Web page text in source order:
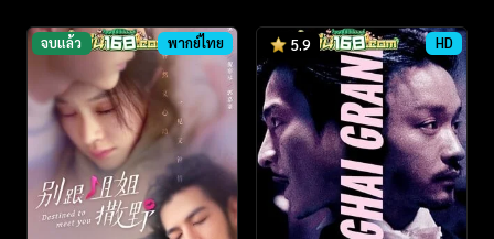
จบแล้ว พากย์ไทย 5.9 HD